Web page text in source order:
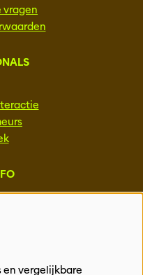
vragen
en vergelijkbare